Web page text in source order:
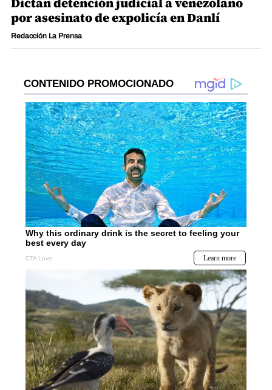
por asesinato de expolicía en Danlí
Redacción La Prensa